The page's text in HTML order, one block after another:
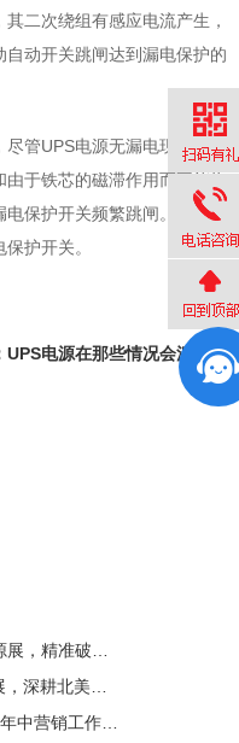
二次绕组有感应电流产生，
动开关跳闸达到漏电保护的
管UPS电源无漏电现象，但
于铁芯的磁滞作用而不能为
保护开关频繁跳闸。所以，
护开关。
UPS电源在那些情况会派上用
美世乐携定制光储方案亮相尼日利亚能源展，精准破解西非用电难题
美世乐携全场景光储方案闪耀美国RE+展，深耕北美赋能零碳转型
全面出击 冲刺卓越——美世乐召开2025年中营销工作会议